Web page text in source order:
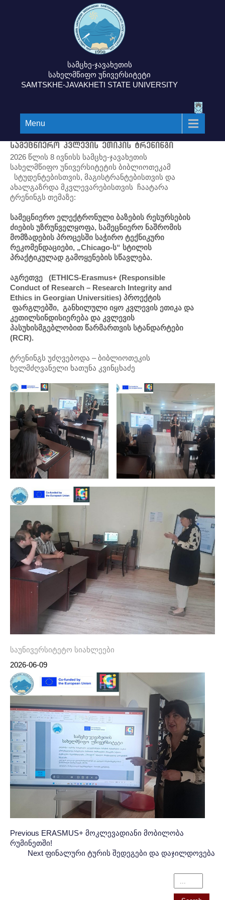
სამცხე-ჯავახეთის
სახელმწიფო უნივერსიტეტი
SAMTSKHE-JAVAKHETI STATE UNIVERSITY
Menu
სამეცნიერო კვლევის ეთიკის ტრენინგი
2026 წლის 8 ივნისს სამცხე-ჯავახეთის
სახელმწიფო უნივერსიტეტის ბიბლიოთეკამ
სტუდენტებისთვის, მაგისტრანტებისთვის და
ახალგაზრდა მკვლევარებისთვის ჩაატარა
ტრენინგს თემაზე:
სამეცნიერო ელექტრონული ბაზების რესურსების
ძიების უზრუნველყოფა, სამეცნიერო ნაშრომის
მომზადების პროცესში საჭირო ტექნიკური
რეკომენდაციები, „Chicago-ს“ სტილის
პრაქტიკულად გამოყენების სწავლება.
აგრეთვე (ETHICS-Erasmus+ (Responsible
Conduct of Research – Research Integrity and
Ethics in Georgian Universities) პროექტის
ფარგლებში, განხილული იყო კვლევის ეთიკა და
კეთილსინდისიერება და კვლევის
პასუხისმგებლობით წარმართვის სტანდარტები
(RCR).
ტრენინგს უძღვებოდა – ბიბლიოთეკის
ხელმძღვანელი ხათუნა კვინცხაძე
საუნივერსიტეტო სიახლეები
2026-06-09
Post
navigation
პოსტის
ნავიგაცია
Previous Previous
Post:
ERASMUS+ მოკლევადიანი მობილობა
რუმინეთში!
Next Next
ფინალური ტურის შედეგები და დაჯილდოვება